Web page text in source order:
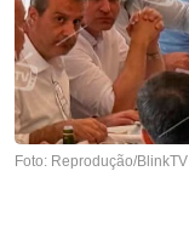
Foto: Reprodução/BlinkTV